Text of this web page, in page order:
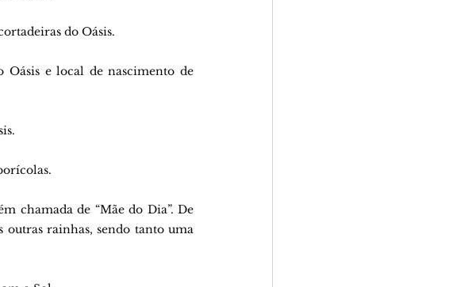
do Oásis.
Oásis e local de nascimento de
chamada de “Mãe do Dia”. De
outras rainhas, sendo tanto uma